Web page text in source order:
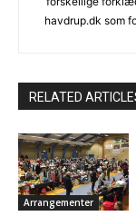
havdrup.dk som
RELATED
Arrangementer